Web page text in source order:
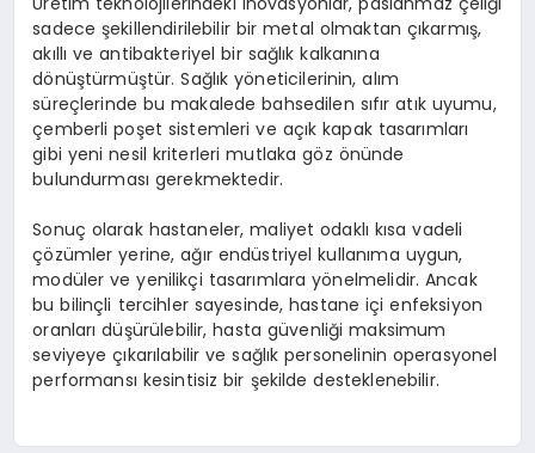
sadece şekillendirilebilir bir metal olmaktan çıkarmış,
akıllı ve antibakteriyel bir sağlık kalkanına
dönüştürmüştür. Sağlık yöneticilerinin, alım
süreçlerinde bu makalede bahsedilen sıfır atık uyumu,
çemberli poşet sistemleri ve açık kapak tasarımları
gibi yeni nesil kriterleri mutlaka göz önünde
bulundurması gerekmektedir.
Sonuç olarak hastaneler, maliyet odaklı kısa vadeli
çözümler yerine, ağır endüstriyel kullanıma uygun,
modüler ve yenilikçi tasarımlara yönelmelidir. Ancak
bu bilinçli tercihler sayesinde, hastane içi enfeksiyon
oranları düşürülebilir, hasta güvenliği maksimum
seviyeye çıkarılabilir ve sağlık personelinin operasyonel
performansı kesintisiz bir şekilde desteklenebilir.